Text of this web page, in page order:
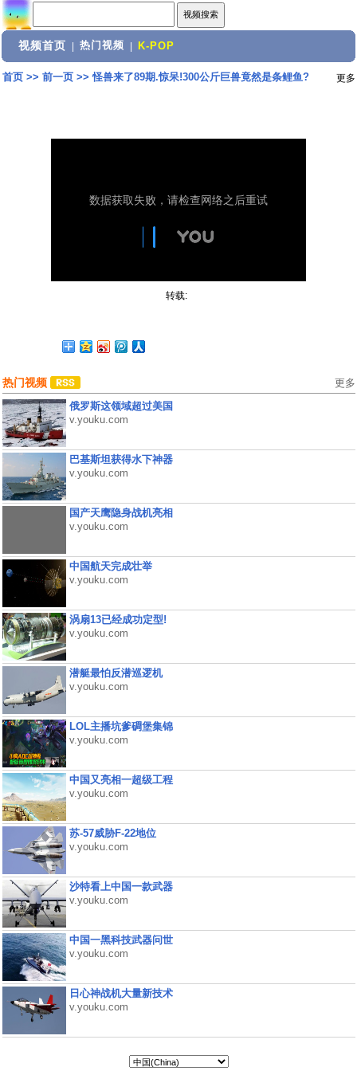
视频首页 热门视频 K-POP
首页>> 前一页>>怪兽来了89期.惊呆!300公斤巨兽竟然是条鲤鱼? 更多
转载:
热门视频 更多
俄罗斯这领域超过美国
v.youku.com
巴基斯坦获得水下神器
v.youku.com
国产天鹰隐身战机亮相
v.youku.com
中国航天完成壮举
v.youku.com
涡扇13已经成功定型!
v.youku.com
潜艇最怕反潜巡逻机
v.youku.com
LOL主播坑爹碉堡集锦
v.youku.com
中国又亮相一超级工程
v.youku.com
苏-57威胁F-22地位
v.youku.com
沙特看上中国一款武器
v.youku.com
中国一黑科技武器问世
v.youku.com
日心神战机大量新技术
v.youku.com